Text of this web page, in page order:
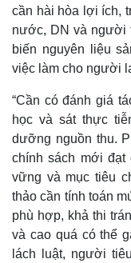
cần hài hòa lợi ích,
nước, DN và người
biến nguyên liệu
việc làm cho người
“Cần có đánh giá
học và sát thực
dưỡng nguồn thu.
chính sách mới
vững và mục tiêu
thảo cần tính toán
phù hợp, khả thi
và cao quá có thể
lách luật, người